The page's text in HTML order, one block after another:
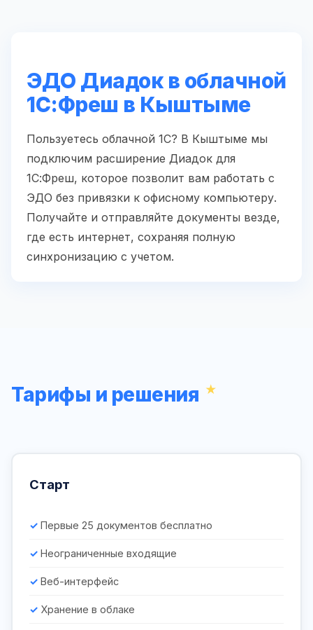
ЭДО Диадок в облачной
1С:Фреш в Кыштыме
Пользуетесь облачной 1С? В Кыштыме мы
подключим расширение Диадок для
1С:Фреш, которое позволит вам работать с
ЭДО без привязки к офисному компьютеру.
Получайте и отправляйте документы везде,
где есть интернет, сохраняя полную
синхронизацию с учетом.
Тарифы и решения
Старт
Первые 25 документов бесплатно
Неограниченные входящие
Веб-интерфейс
Хранение в облаке